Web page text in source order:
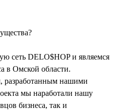
сеть DELO$HOP и являемся
в Омской области.
разработанным нашими
мы наработали нашу
бизнеса, так и